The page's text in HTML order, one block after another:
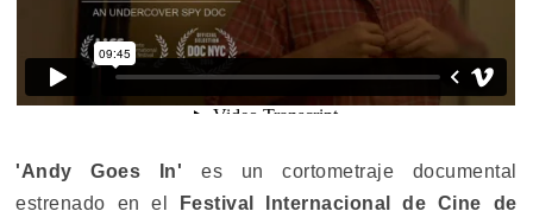
'Andy Goes In' es un cortometraje documental
estrenado en el
Festival Internacional de Cine de